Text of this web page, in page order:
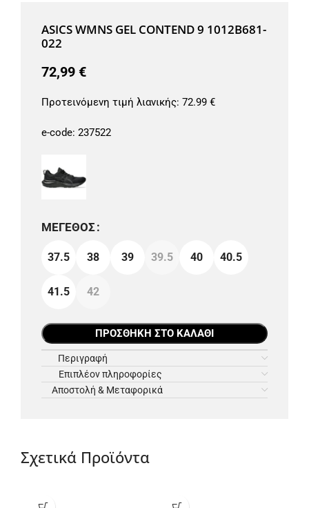
ASICS WMNS GEL CONTEND 9 1012B681-
022
72,99 €
Προτεινόμενη τιμή λιανικής: 72.99 €
e-code: 237522
ΜΈΓΕΘΟΣ
37.5 38 39 39.5 40 40.5
41.5 42
ΠΡΟΣΘΉΚΗ ΣΤΟ ΚΑΛΆΘΙ
Περιγραφή
Επιπλέον πληροφορίες
Αποστολή & Μεταφορικά
Σχετικά Προϊόντα